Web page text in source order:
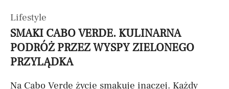
Lifestyle
SMAKI CABO VERDE. KULINARNA
PODRÓŻ PRZEZ WYSPY ZIELONEGO
PRZYLĄDKA
Na Cabo Verde życie smakuje inaczej. Każdy